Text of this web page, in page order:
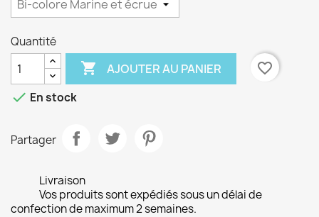
Quantité
 AJOUTER AU PANIER
favorite_border
 En stock
Partager
Livraison
Vos produits sont expédiés sous un délai de
confection de maximum 2 semaines.